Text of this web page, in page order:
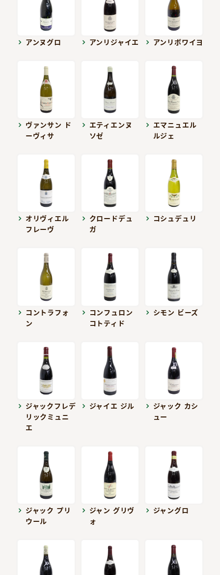
アンヌグロ アンリジャイエ アンリボワイヨ
ヴァンサン ド
ーヴィサ
エティエンヌ
ソゼ
エマニュエル
ルジェ
オリヴィエル
フレーヴ
クロードデュ
ガ
コシュデュリ
コントラフォ
ン
コンフュロン
コトティド
シモン ビーズ
ジャックフレデ
リックミュニ
エ
ジャイエ ジル
ジャック カシ
ュー
ジャック プリ
ウール
ジャン グリヴ
ォ
ジャングロ